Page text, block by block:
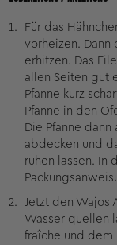
Für das
vorheizen. Dann
erhitzen. Das
allen Seiten gut
Pfanne kurz
Pfanne in den
Die Pfanne
abdecken und
ruhen lassen. In
Jetzt den Wajos
Wasser quellen
fraîche und dem